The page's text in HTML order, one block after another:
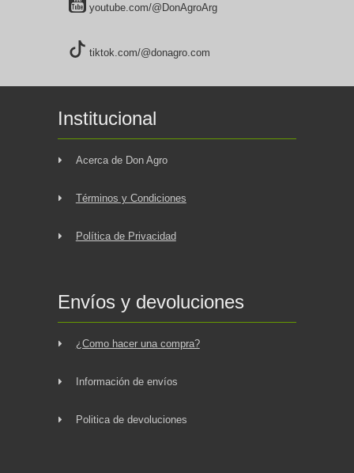
youtube.com/@DonAgroArg
tiktok.com/@donagro.com
Institucional
Acerca de Don Agro
Términos y Condiciones
Política de Privacidad
Envíos y devoluciones
¿Como hacer una compra?
Información de envíos
Politica de devoluciones